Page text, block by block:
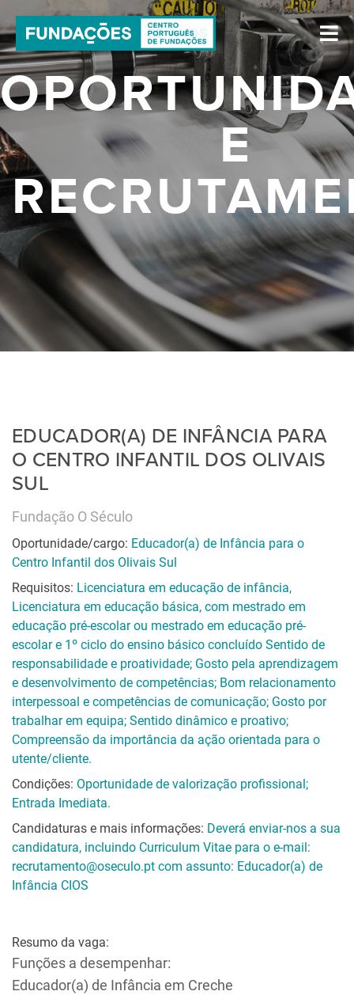
E
EDUCADOR(A) DE INFÂNCIA PARA
O CENTRO INFANTIL DOS OLIVAIS
SUL
Fundação O Século
Oportunidade/cargo: Educador(a) de Infância para o
Centro Infantil dos Olivais Sul
Requisitos: Licenciatura em educação de infância,
Licenciatura em educação básica, com mestrado em
educação pré-escolar ou mestrado em educação pré-
escolar e 1º ciclo do ensino básico concluído Sentido de
responsabilidade e proatividade; Gosto pela aprendizagem
e desenvolvimento de competências; Bom relacionamento
interpessoal e competências de comunicação; Gosto por
trabalhar em equipa; Sentido dinâmico e proativo;
Compreensão da importância da ação orientada para o
utente/cliente.
Condições: Oportunidade de valorização profissional;
Entrada Imediata.
Candidaturas e mais informações: Deverá enviar-nos a sua
candidatura, incluindo Curriculum Vitae para o e-mail:
recrutamento@oseculo.pt com assunto: Educador(a) de
Infância CIOS
Resumo da vaga:
Funções a desempenhar:
Educador(a) de Infância em Creche